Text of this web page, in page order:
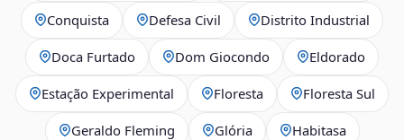
Conquista Defesa Civil Distrito Industrial
Doca Furtado Dom Giocondo Eldorado
Estação Experimental Floresta Floresta Sul
Geraldo Fleming Glória Habitasa